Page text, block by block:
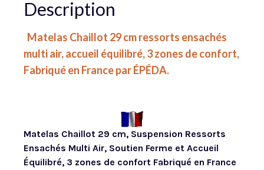
Description
Matelas Chaillot 29 cm ressorts ensachés
multi air, accueil équilibré, 3 zones de confort,
Fabriqué en France par ÉPÉDA.
Matelas Chaillot 29 cm, Suspension Ressorts
Ensachés Multi Air, Soutien Ferme et Accueil
Équilibré, 3 zones de confort Fabriqué en France